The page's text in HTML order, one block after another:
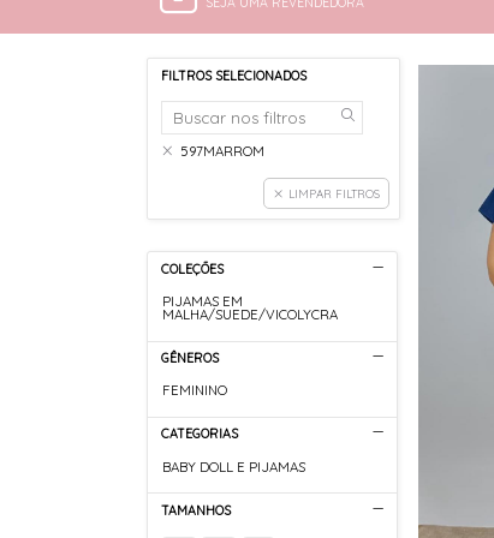
FILTROS SELECIONADOS
597MARROM
LIMPAR FILTROS
COLEÇÕES
PIJAMAS EM
MALHA/SUEDE/VICOLYCRA
GÊNEROS
FEMININO
CATEGORIAS
BABY DOLL E PIJAMAS
TAMANHOS